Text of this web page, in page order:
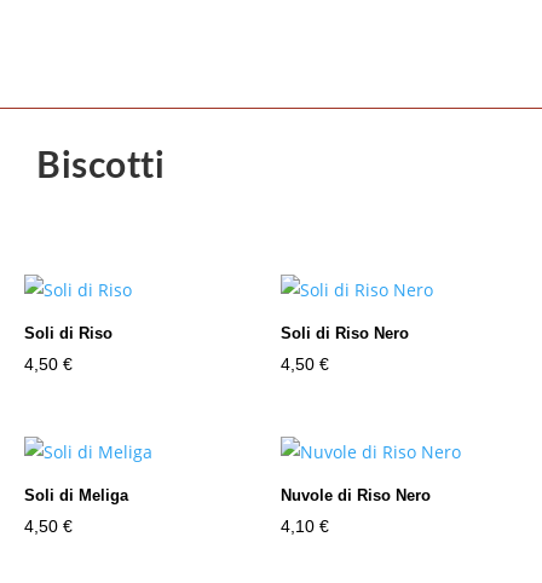
Biscotti
Soli di Riso
4,50 €
Soli di Riso Nero
4,50€
Soli di Meliga
4,50 €
Nuvole di Riso Nero
4,10€